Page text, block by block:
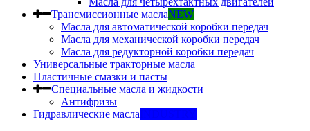
Трансмиссионные маслаNEW
Масла для автоматической коробки передач
Масла для механической коробки передач
Масла для редукторной коробки передач
Универсальные тракторные масла
Пластичные смазки и пасты
Специальные масла и жидкости
Антифризы
Гидравлические масла